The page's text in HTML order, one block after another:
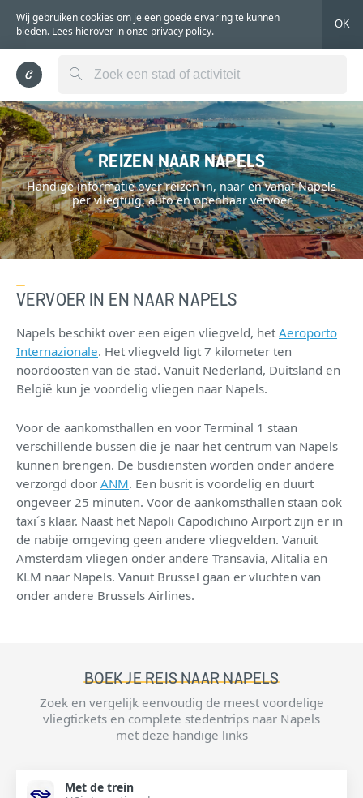
Wij gebruiken cookies om je een goede ervaring te kunnen
bieden. Lees hierover in onze privacy policy.
OK
REIZEN NAAR NAPELS
Handige informatie over reizen in, naar en vanaf Napels
per vliegtuig, auto en openbaar vervoer
VERVOER IN EN NAAR NAPELS
Napels beschikt over een eigen vliegveld, het Aeroporto
Internazionale. Het vliegveld ligt 7 kilometer ten
noordoosten van de stad. Vanuit Nederland, Duitsland en
België kun je voordelig vliegen naar Napels.
Voor de aankomsthallen en voor Terminal 1 staan
verschillende bussen die je naar het centrum van Napels
kunnen brengen. De busdiensten worden onder andere
verzorgd door ANM. Een busrit is voordelig en duurt
ongeveer 25 minuten. Voor de aankomsthallen staan ook
taxi´s klaar. Naast het Napoli Capodichino Airport zijn er in
de nabije omgeving geen andere vliegvelden. Vanuit
Amsterdam vliegen onder andere Transavia, Alitalia en
KLM naar Napels. Vanuit Brussel gaan er vluchten van
onder andere Brussels Airlines.
BOEK JE REIS NAAR NAPELS
Zoek en vergelijk eenvoudig de meest voordelige
vliegtickets en complete stedentrips naar Napels
met deze handige links
Met de trein